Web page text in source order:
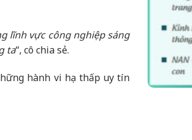
lĩnh vực công nghiệp sáng
ta“, cô chia sẻ.
hành vi hạ thấp uy tín